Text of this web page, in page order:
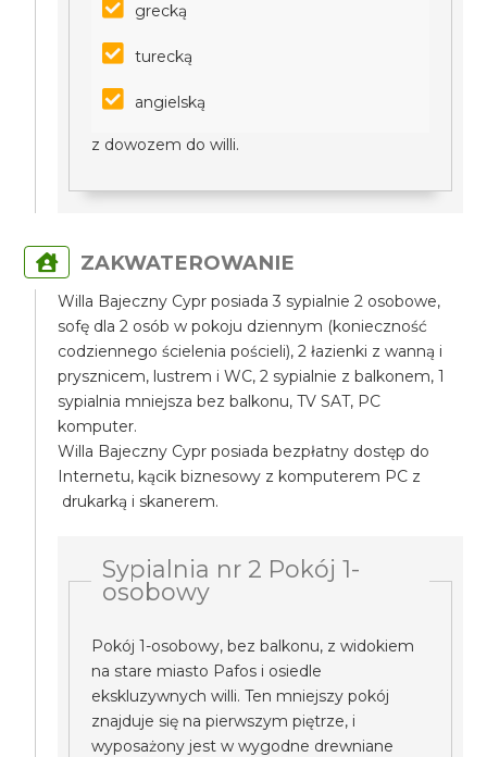
grecką
turecką
angielską
z dowozem do willi.
ZAKWATEROWANIE
Willa Bajeczny Cypr posiada 3 sypialnie 2 osobowe,
sofę dla 2 osób w pokoju dziennym (konieczność
codziennego ścielenia pościeli), 2 łazienki z wanną i
prysznicem, lustrem i WC, 2 sypialnie z balkonem, 1
sypialnia mniejsza bez balkonu, TV SAT, PC
komputer.
Willa Bajeczny Cypr posiada bezpłatny dostęp do
Internetu, kącik biznesowy z komputerem PC z
drukarką i skanerem.
Sypialnia nr 2 Pokój 1-
osobowy
Pokój 1-osobowy, bez balkonu, z widokiem
na stare miasto Pafos i osiedle
ekskluzywnych willi. Ten mniejszy pokój
znajduje się na pierwszym piętrze, i
wyposażony jest w wygodne drewniane